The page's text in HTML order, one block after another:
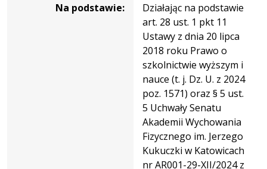
Na podstawie:
Działając na podstawie
art. 28 ust. 1 pkt 11
Ustawy z dnia 20 lipca
2018 roku Prawo o
szkolnictwie wyższym i
nauce (t. j. Dz. U. z 2024
poz. 1571) oraz § 5 ust.
5 Uchwały Senatu
Akademii Wychowania
Fizycznego im. Jerzego
Kukuczki w Katowicach
nr AR001-29-XII/2024 z